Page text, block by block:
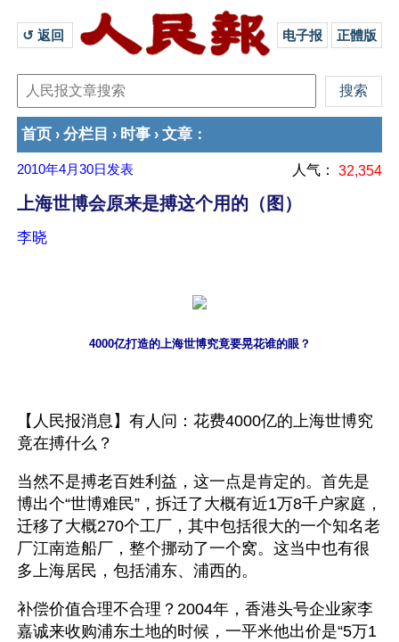
↺ 返回 电子报 正體版
首页 › 分栏目 › 时事 › 文章 ：
2010年4月30日 发表 人气： 32,354
上海世博会原来是搏这个用的（图）
李晓
4000亿打造的上海世博究竟要晃花谁的眼？
【人民报消息】有人问：花费4000亿的上海世博究
竟在搏什么？
当然不是搏老百姓利益，这一点是肯定的。首先是
博出个“世博难民”，拆迁了大概有近1万8千户家庭，
迁移了大概270个工厂，其中包括很大的一个知名老
厂江南造船厂，整个挪动了一个窝。这当中也有很
多上海居民，包括浦东、浦西的。
补偿价值合理不合理？2004年，香港头号企业家李
嘉诚来收购浦东土地的时候，一平米他出价是“5万1